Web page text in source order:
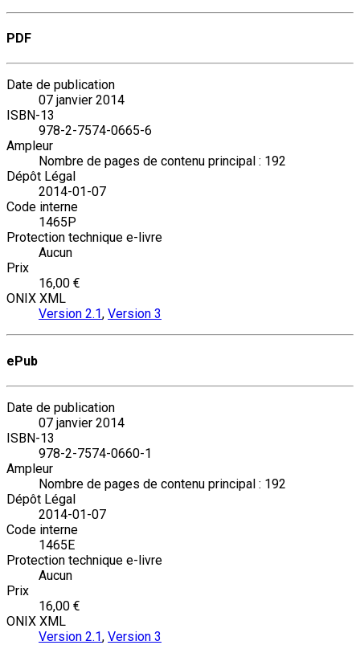
PDF
Date de publication
07 janvier 2014
ISBN-13
978-2-7574-0665-6
Ampleur
Nombre de pages de contenu principal : 192
Dépôt Légal
2014-01-07
Code interne
1465P
Protection technique e-livre
Aucun
Prix
16,00 €
ONIX XML
Version 2.1, Version 3
ePub
Date de publication
07 janvier 2014
ISBN-13
978-2-7574-0660-1
Ampleur
Nombre de pages de contenu principal : 192
Dépôt Légal
2014-01-07
Code interne
1465E
Protection technique e-livre
Aucun
Prix
16,00 €
ONIX XML
Version 2.1, Version 3